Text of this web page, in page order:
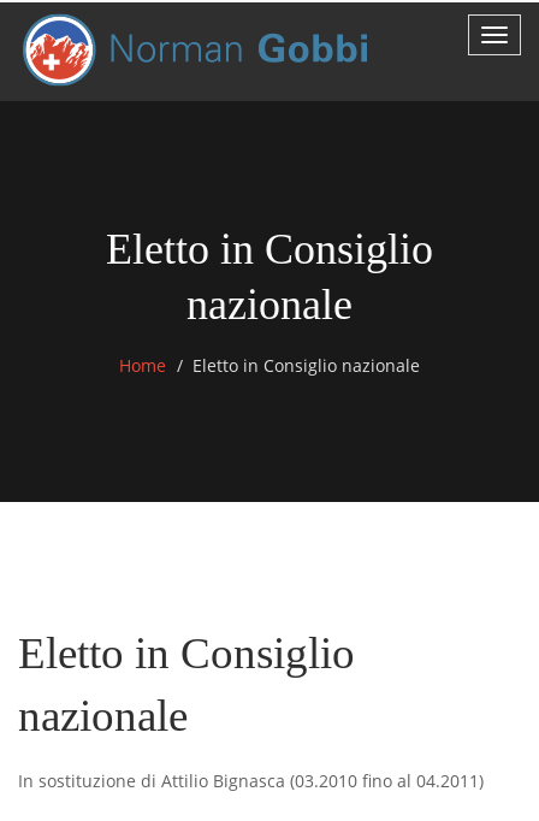
Eletto in Consiglio
nazionale
Home Eletto in Consiglio nazionale
Eletto in Consiglio
nazionale
In sostituzione di Attilio Bignasca (03.2010 fino al 04.2011)